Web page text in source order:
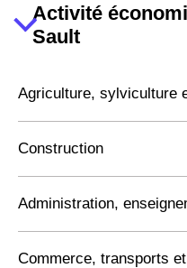
Activité
Sault
Agriculture, sylviculture
Construction
Administration,
Commerce, transports